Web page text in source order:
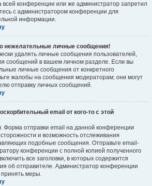
конференции или же администратор запретил
с администратором конференции для
информации.
нежелательные личные сообщения!
удалять личные сообщения пользователей,
сообщений в вашем личном разделе. Если вы
личные сообщения от конкретного
жалобы на сообщения модераторам; они могут
отправку личных сообщений.
email от кого-то с этой
Форма отправки email на данной конференции
и возможность отслеживания
подобные сообщения. Отправьте email-
конференции с полной копией полученного
все заголовки, в которых содержится
об отправителе. Администратор конференции
принять меры.